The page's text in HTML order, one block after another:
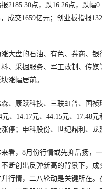
点，跌16.26点，跌幅
成交1659亿元；创业板指报
盘的石油、有色、券商、银
、采掘服务、军工改制、传
涨幅居前。
康跃科技、三联虹普、国祯
元、14.17元、44.15元、17.48
停；申科股份、世纪鼎利、
，8月份行情或先抑后扬，
断创出反弹新高的背景下，成
行情，二八轮动是关键所在